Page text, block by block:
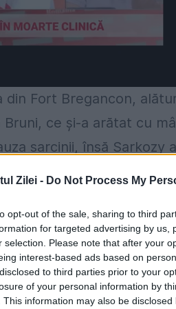
Zilei - Do Not Process My
opt-out of the sale, sharing to third
for targeted advertising by us,
selection. Please note that after your
interest-based ads based on
to third parties prior to your
of your personal information by
This information may also be
Fort Bregancon,
ce şi-a arătat cu
sarcinii, însă Sarkozy
şi s-au relaxat
Viitorul băieţel
mai au copii din
filosoful Raphael
Albeniz.Citește și: